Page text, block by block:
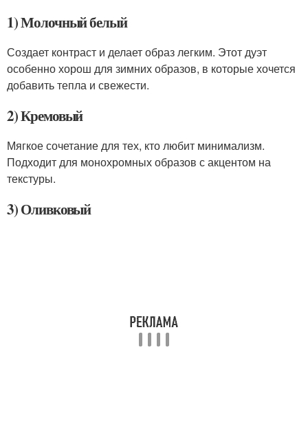
1) Молочный белый
Создает контраст и делает образ легким. Этот дуэт
особенно хорош для зимних образов, в которые хочется
добавить тепла и свежести.
2) Кремовый
Мягкое сочетание для тех, кто любит минимализм.
Подходит для монохромных образов с акцентом на
текстуры.
3) Оливковый